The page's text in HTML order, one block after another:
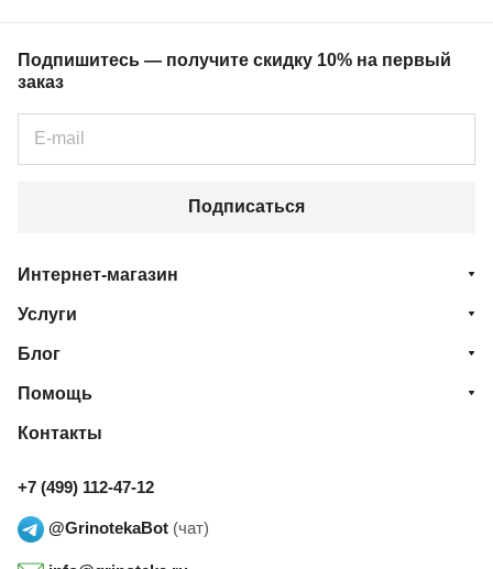
Подпишитесь — получите скидку 10% на первый
заказ
Подписаться
Интернет-магазин
Услуги
Блог
Помощь
Контакты
+7 (499) 112-47-12
@GrinotekaBot (чат)